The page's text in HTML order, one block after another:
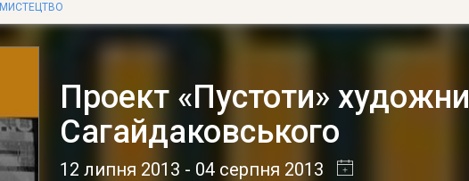
МИСТЕЦТВО
Проект «Пустоти»
Сагайдаковського
12 липня 2013 - 04 серпня 2013